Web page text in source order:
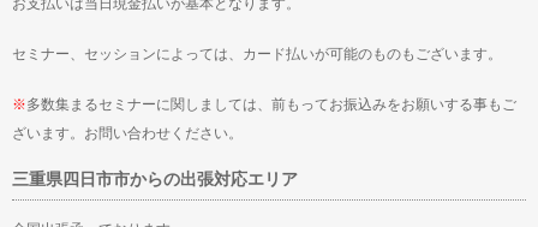
セミナー、セッションによっては、カード払いが可能のものもございます。
※多数集まるセミナーに関しましては、前もってお振込みをお願いする事もご
ざいます。お問い合わせください。
三重県四日市市からの出張対応エリア